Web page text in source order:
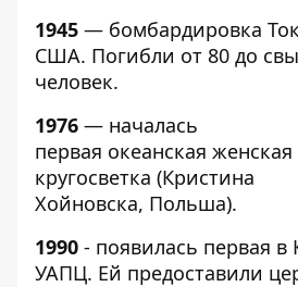
1945 — бомбардировка
США. Погибли от 80 до
человек.
1976 — началась
первая океанская
кругосветка (Кристина
Хойновска, Польша).
1990 - появилась первая в
УАПЦ. Ей предоставили